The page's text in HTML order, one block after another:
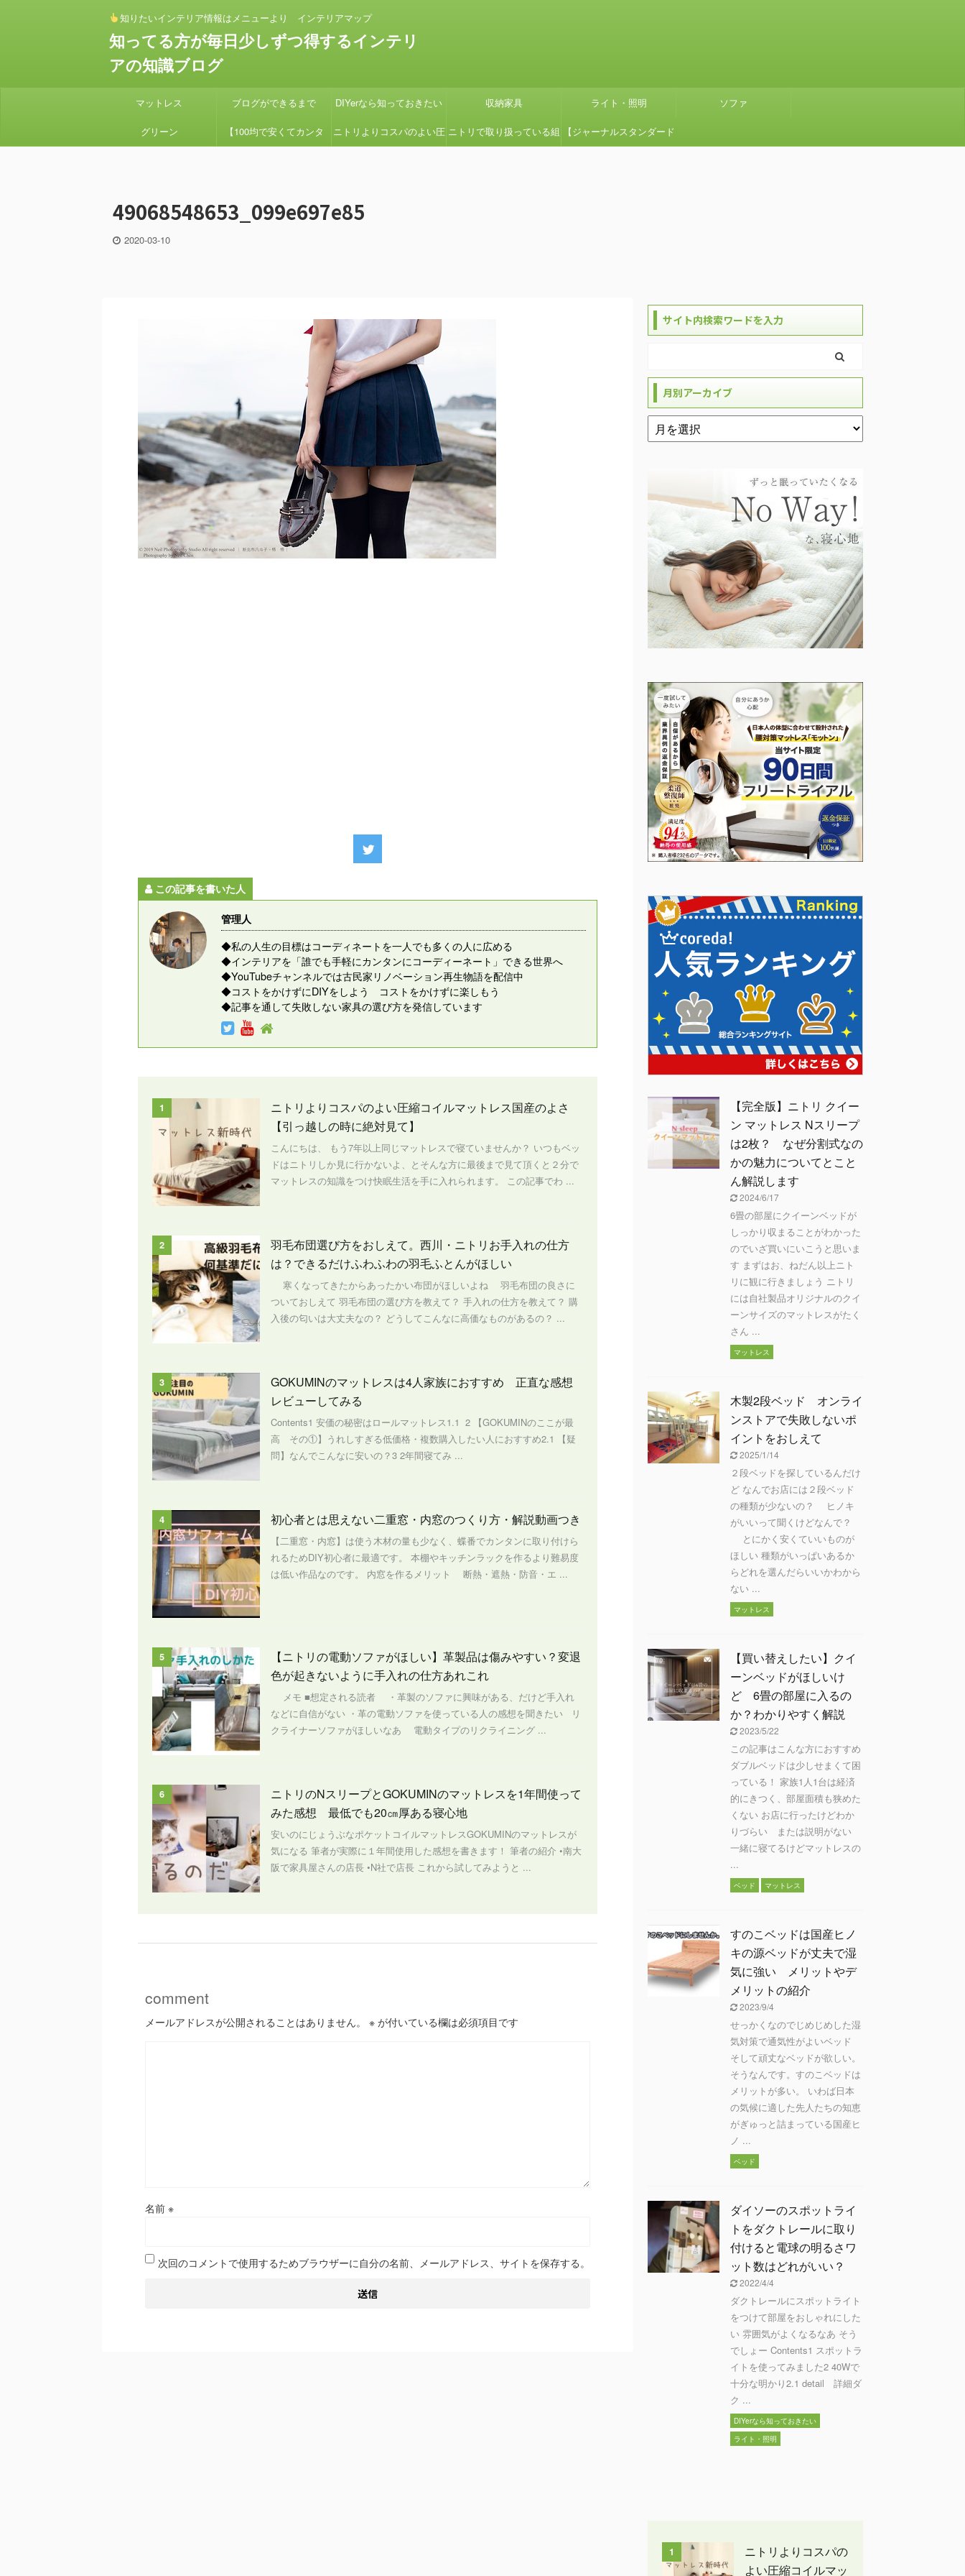
知りたいインテリア情報はメニューより インテリアマップ
知ってる方が毎日少しずつ得するインテリ
アの知識ブログ
マットレス ブログができるまで DIYerなら知っておきたい 収納家具 ライト・照明 ソファ
グリーン 【100均で安くてカンタ
プランターを作り方
ニトリよりコスパのよい圧 ニトリで取り扱っている組 【ジャーナルスタンダード
49068548653_099e697e85
2020-03-10
この記事を書いた人
管理人
◆私の人生の目標はコーディネートを一人でも多くの人に広める
◆インテリアを「誰でも手軽にカンタンにコーディーネート」できる世界へ
◆YouTubeチャンネルでは古民家リノベーション再生物語を配信中
◆コストをかけずにDIYをしよう コストをかけずに楽しもう
◆記事を通して失敗しない家具の選び方を発信しています
1
ニトリよりコスパのよい圧縮コイルマットレス国産のよさ
【引っ越しの時に絶対見て】
こんにちは、 もう7年以上同じマットレスで寝ていませんか？ いつもベッ
ドはニトリしか見に行かないよ、とそんな方に最後まで見て頂くと２分で
マットレスの知識をつけ快眠生活を手に入れられます。 この記事でわ ...
2
羽毛布団選び方をおしえて。西川・ニトリお手入れの仕方
は？できるだけふわふわの羽毛ふとんがほしい
寒くなってきたからあったかい布団がほしいよね 羽毛布団の良さに
ついておしえて 羽毛布団の選び方を教えて？ 手入れの仕方を教えて？ 購
入後の匂いは大丈夫なの？ どうしてこんなに高価なものがあるの？ ...
3
GOKUMINのマットレスは4人家族におすすめ 正直な感想
レビューしてみる
Contents1 安価の秘密はロールマットレス1.1 2 【GOKUMINのここが最
高 その①】うれしすぎる低価格・複数購入したい人におすすめ2.1 【疑
問】なんでこんなに安いの？3 2年間寝てみ ...
4 初心者とは思えない二重窓・内窓のつくり方・解説動画つき
【二重窓・内窓】は使う木材の量も少なく、蝶番でカンタンに取り付けら
れるためDIY初心者に最適です。 本棚やキッチンラックを作るより難易度
は低い作品なのです。 内窓を作るメリット 断熱・遮熱・防音・エ ...
5
【ニトリの電動ソファがほしい】革製品は傷みやすい？変退
色が起きないように手入れの仕方あれこれ
メモ ■想定される読者 ・革製のソファに興味がある、だけど手入れ
などに自信がない ・革の電動ソファを使っている人の感想を聞きたい リ
クライナーソファがほしいなあ 電動タイプのリクライニング ...
6
ニトリのNスリープとGOKUMINのマットレスを1年間使って
みた感想 最低でも20㎝厚ある寝心地
安いのにじょうぶなポケットコイルマットレスGOKUMINのマットレスが
気になる 筆者が実際に１年間使用した感想を書きます！ 筆者の紹介 •南大
阪で家具屋さんの店長 •N社で店長 これから試してみようと ...
comment
メールアドレスが公開されることはありません。 ※ が付いている欄は必須項目です
名前 ※
次回のコメントで使用するためブラウザーに自分の名前、メールアドレス、サイトを保存する。
サイト内検索ワードを入力
月別アーカイブ
【完全版】ニトリ クイー
ン マットレス Nスリープ
は2枚？ なぜ分割式なの
かの魅力についてとこと
ん解説します
2024/6/17
6畳の部屋にクイーンベッドが
しっかり収まることがわかった
のでいざ買いにいこうと思いま
す まずはお、ねだん以上ニト
リに観に行きましょう ニトリ
には自社製品オリジナルのクイ
ーンサイズのマットレスがたく
さん ...
マットレス
木製2段ベッド オンライ
ンストアで失敗しないポ
イントをおしえて
2025/1/14
２段ベッドを探しているんだけ
ど なんでお店には２段ベッド
の種類が少ないの？ ヒノキ
がいいって聞くけどなんで？
とにかく安くていいものが
ほしい 種類がいっぱいあるか
らどれを選んだらいいかわから
ない ...
マットレス
【買い替えしたい】クイ
ーンベッドがほしいけ
ど 6畳の部屋に入るの
か？わかりやすく解説
2023/5/22
この記事はこんな方におすすめ
ダブルベッドは少しせまくて困
っている！ 家族1人1台は経済
的にきつく、部屋面積も狭めた
くない お店に行ったけどわか
りづらい または説明がない
一緒に寝てるけどマットレスの
...
ベッド マットレス
すのこベッドは国産ヒノ
キの源ベッドが丈夫で湿
気に強い メリットやデ
メリットの紹介
2023/9/4
せっかくなのでじめじめした湿
気対策で通気性がよいベッド
そして頑丈なベッドが欲しい。
そうなんです。すのこベッドは
メリットが多い。 いわば日本
の気候に適した先人たちの知恵
がぎゅっと詰まっている国産ヒ
ノ ...
ベッド
ダイソーのスポットライ
トをダクトレールに取り
付けると電球の明るさワ
ット数はどれがいい？
2022/4/4
ダクトレールにスポットライト
をつけて部屋をおしゃれにした
い 雰囲気がよくなるなあ そう
でしょー Contents1 スポットラ
イトを使ってみました2 40Wで
十分な明かり2.1 detail 詳細ダ
ク ...
DIYerなら知っておきたい
ライト・照明
1
ニトリよりコスパの
よい圧縮コイルマッ